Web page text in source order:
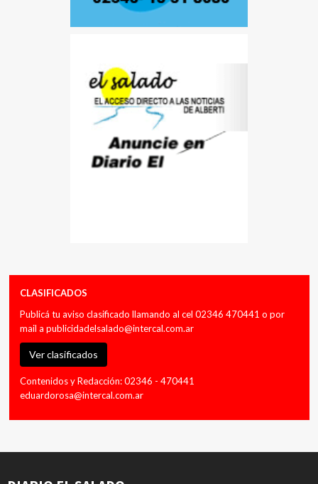
CLASIFICADOS
Publicá tu aviso clasificado llamando al cel 02346 470441 o por
mail a publicidadelsalado@intercal.com.ar
Ver clasificados
Contenidos y Redacción: 02346 - 470441
eduardorosa@intercal.com.ar